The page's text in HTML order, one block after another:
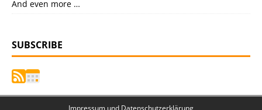
And even more …
SUBSCRIBE